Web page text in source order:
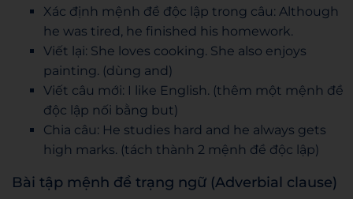
Xác định mệnh đề độc lập trong câu: Although
he was tired, he finished his homework.
Viết lại: She loves cooking. She also enjoys
painting. (dùng and)
Viết câu mới: I like English. (thêm một mệnh đề
độc lập nối bằng but)
Chia câu: He studies hard and he always gets
high marks. (tách thành 2 mệnh đề độc lập)
Bài tập mệnh đề trạng ngữ (Adverbial clause)